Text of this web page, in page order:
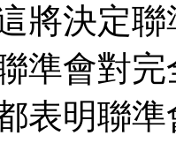
將決定
準會對
表明聯